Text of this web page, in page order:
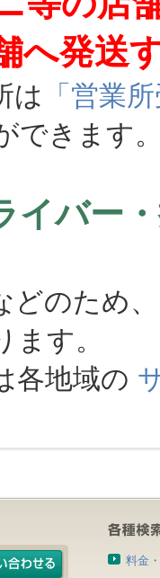
へ発送
「営業
できます
イバー
のため
ます。
各地域の
料金